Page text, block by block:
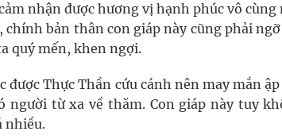
nhận được hương vị hạnh phúc vô
chính bản thân con giáp này cũng phải
quý mến, khen ngợi.
được Thực Thần cứu cánh nên may mắn
người từ xa về thăm. Con giáp này tuy
nhiều.